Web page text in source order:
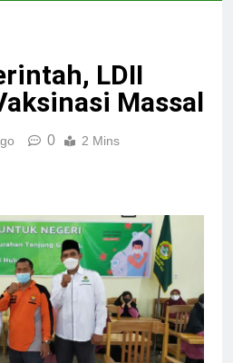
LDII
Massal
0 2 Mins